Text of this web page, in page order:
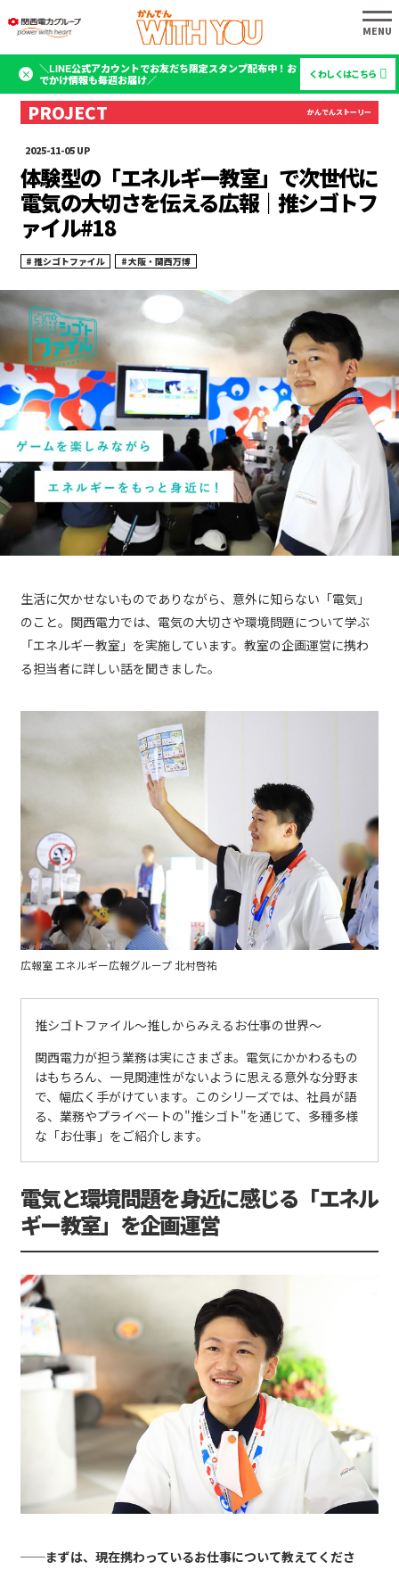
＼LINE公式アカウントでお友だち限定スタンプ配布中！お
でかけ情報も毎週お届け／
くわしくはこちら
2025-11-05
体験型の「エネルギー教室」で次世代に
電気の大切さを伝える広報｜推シゴトフ
ァイル#18
推シゴトファイル 大阪・関西万博
生活に欠かせないものでありながら、意外に知らない「電気」
のこと。関西電力では、電気の大切さや環境問題について学ぶ
「エネルギー教室」を実施しています。教室の企画運営に携わ
る担当者に詳しい話を聞きました。
広報室 エネルギー広報グループ 北村啓祐
推シゴトファイル〜推しからみえるお仕事の世界〜
関西電力が担う業務は実にさまざま。電気にかかわるもの
はもちろん、一見関連性がないように思える意外な分野ま
で、幅広く手がけています。このシリーズでは、社員が語
る、業務やプライベートの"推シゴト"を通じて、多種多様
な「お仕事」をご紹介します。
電気と環境問題を身近に感じる「エネル
ギー教室」を企画運営
──まずは、現在携わっているお仕事について教えてくださ